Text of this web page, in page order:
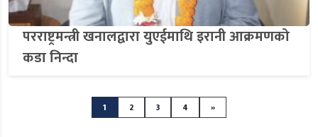
परराष्ट्रमन्त्री खनालद्वारा युएईमाथि इरानी आक्रमणको
कडा निन्दा
Posts
1 2 3 4 »